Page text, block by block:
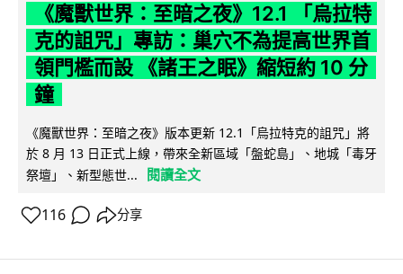
《魔獸世界：至暗之夜》12.1 「烏拉特
克的詛咒」專訪：巢穴不為提高世界首
領門檻而設 《諸王之眠》縮短約 10 分
鐘
《魔獸世界：至暗之夜》版本更新 12.1「烏拉特克的詛咒」將
於 8 月 13 日正式上線，帶來全新區域「盤蛇島」、地城「毒牙
祭壇」、新型態世...
閱讀全文
116 分享